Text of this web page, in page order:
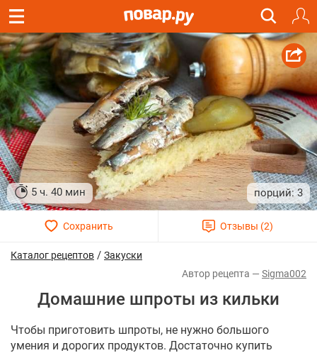
5 ч. 40 мин 3
Каталог рецептов / Закуски
Sigma002
Домашние шпроты из кильки
Чтобы приготовить шпроты, не нужно большого
умения и дорогих продуктов. Достаточно купить